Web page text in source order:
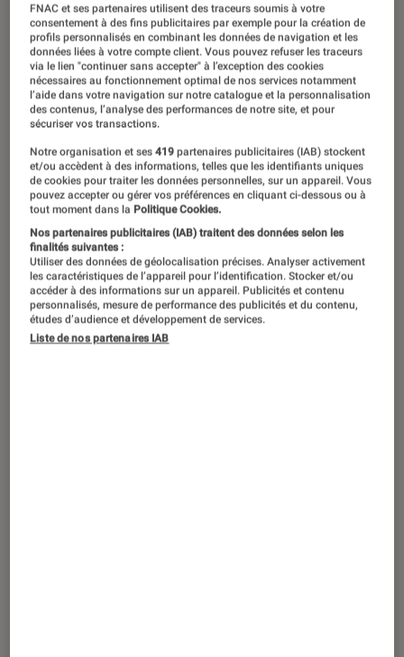
Pokemon TCG Pocket – L’île fabuleuse
quelles sont les meilleures cartes de
ACTU
Jeux vidéo • 18 déc. 2024
FNAC et ses partenaires utilisent des traceurs soumis à votre
consentement à des fins publicitaires par exemple pour la création de
profils personnalisés en combinant les données de navigation et les
données liées à votre compte client. Vous pouvez refuser les traceurs
via le lien "continuer sans accepter" à l’exception des cookies
nécessaires au fonctionnement optimal de nos services notamment
l’aide dans votre navigation sur notre catalogue et la personnalisation
des contenus, l’analyse des performances de notre site, et pour
sécuriser vos transactions.
Notre organisation et ses419 partenaires publicitaires (IAB) stockent
et/ou accèdent à des informations, telles que les identifiants uniques
de cookies pour traiter les données personnelles, sur un appareil. Vous
pouvez accepter ou gérer vos préférences en cliquant ci-dessous ou à
tout moment dans la Politique Cookies.
Nos partenaires publicitaires (IAB) traitent des données selon les
finalités suivantes :
Utiliser des données de géolocalisation précises. Analyser activement
les caractéristiques de l’appareil pour l’identification. Stocker et/ou
accéder à des informations sur un appareil. Publicités et contenu
personnalisés, mesure de performance des publicités et du contenu,
études d’audience et développement de services.
Liste de nos partenaires IAB